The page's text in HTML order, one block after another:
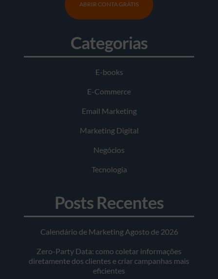
Categorias
E-books
E-Commerce
Email Marketing
Marketing Digital
Negócios
Tecnologia
Posts Recentes
Calendário de Marketing Agosto de 2026
Zero-Party Data: como coletar informações
diretamente dos clientes e criar campanhas mais
eficientes
ABRIR CONTA GRÁTIS